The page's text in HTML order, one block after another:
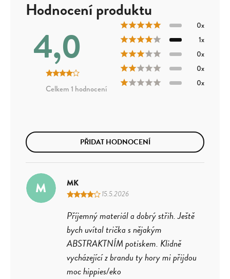
Hodnocení produktu
4,0
1 hodnocení
0x
1x
0x
0x
0x
PŘIDAT HODNOCENÍ
M MK
15.5.2026
Příjemný materiál a dobrý střih. Ještě
bych uvítal trička s nějakým
ABSTRAKTNÍM potiskem. Klidně
vycházející z brandu ty hory mi přijdou
moc hippies/eko